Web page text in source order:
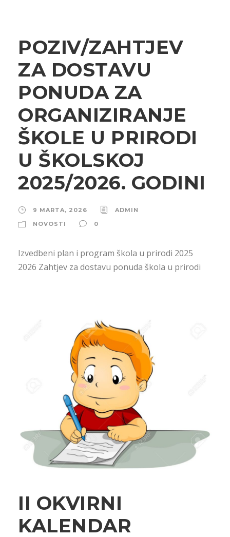
POZIV/ZAHTJEV
ZA DOSTAVU
PONUDA ZA
ORGANIZIRANJE
ŠKOLE U PRIRODI
U ŠKOLSKOJ
2025/2026. GODINI
9 MARTA, 2026
ADMIN
NOVOSTI
0
Izvedbeni plan i program škola u prirodi 2025
2026 Zahtjev za dostavu ponuda škola u prirodi
II OKVIRNI
KALENDAR